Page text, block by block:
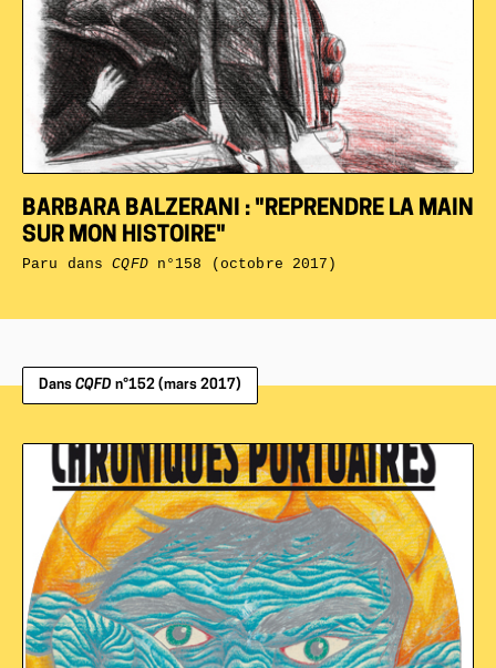
BARBARA BALZERANI : "REPRENDRE LA MAIN
SUR MON HISTOIRE"
Paru dansCQFDn°158 (octobre 2017)
Dans CQFD n°152 (mars 2017)